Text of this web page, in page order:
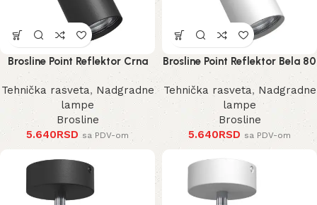
Brosline Point Reflektor Crna
80 mm 170 mm 2286 mm
Tehnička rasveta, Nadgradne
lampe
Brosline
5.640RSD sa PDV-om
Brosline Point Reflektor Bela 80
mm 170 mm 2287 mm
Tehnička rasveta, Nadgradne
lampe
Brosline
5.640RSD sa PDV-om